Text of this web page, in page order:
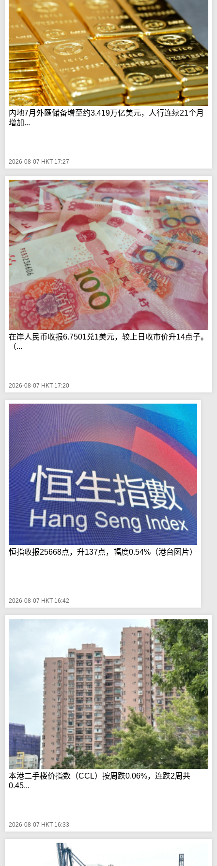
内地7月外匯储备增至约3.419万亿美元，人行连续21个月
增加...
2026-08-07 HKT 17:27
在岸人民币收报6.7501兑1美元，较上日收市价升14点子。
（...
2026-08-07 HKT 17:20
恒指收报25668点，升137点，幅度0.54%（港台图片）
2026-08-07 HKT 16:42
本港二手楼价指数（CCL）按周跌0.06%，连跌2周共
0.45...
2026-08-07 HKT 16:33